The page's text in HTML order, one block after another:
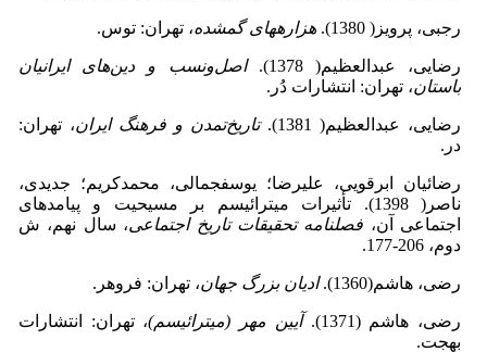
رجبی، پرویز( 1380). هزاره­های گمشده، تهران: توس.
رضایی، عبدالعظیم( 1378).
اصل‌ونسب و دین‌های ایرانیان
باستان، تهران: انتشارات دُر.
رضایی، عبدالعظیم( 1381). تاریخ‌تمدن و فرهنگ ایران، تهران:
در.
رضائیان ابرقویی، علیرضا؛ یوسف­جمالی، محمدکریم؛ جدیدی،
ناصر( 1398). تأثیرات میترائیسم بر مسیحیت و پیامدهای
اجتماعی آن، فصلنامه تحقیقات تاریخ اجتماعی، سال نهم، ش
دوم، 206-177.
رضی، هاشم(1360). ادیان بزرگ جهان، تهران: فروهر.
رضی، هاشم (1371). آیین مهر (میترائیسم)، تهران: انتشارات
بهجت.